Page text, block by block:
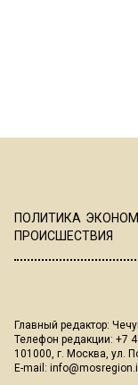
ПОЛИТИКА
ПРОИСШЕСТВИЯ
Главный редактор:
Телефон редакции: +7
101000, г. Москва, ул.
E-mail: